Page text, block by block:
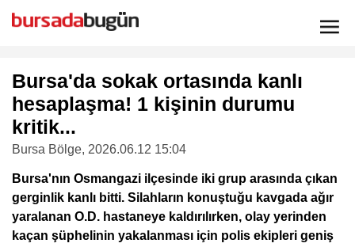
Bursa'da sokak ortasında kanlı
hesaplaşma! 1 kişinin durumu
kritik...
Bursa Bölge, 2026.06.12 15:04
Bursa'nın Osmangazi ilçesinde iki grup arasında çıkan
gerginlik kanlı bitti. Silahların konuştuğu kavgada ağır
yaralanan O.D. hastaneye kaldırılırken, olay yerinden
kaçan şüphelinin yakalanması için polis ekipleri geniş